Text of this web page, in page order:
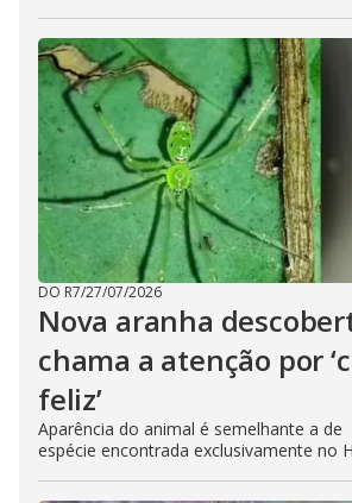
DO R7/27/07/2026
Nova aranha
chama a atenção por
feliz’
Aparência do animal é semelhante a de
espécie encontrada exclusivamente no